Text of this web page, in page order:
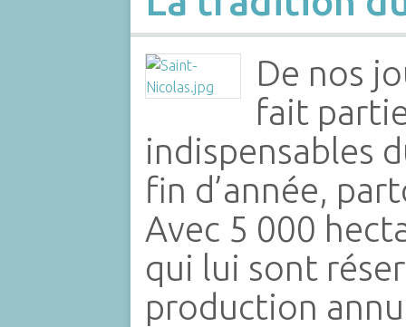
De nos
fait
indispensables
fin d’année,
Avec 5 000
qui lui sont
production